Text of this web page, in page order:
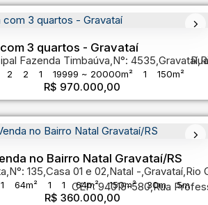
do Sul,Brasil
3 quartos - Gravataí
R$ 970.000,00
Fazenda Timbaúva,N°: 4535,Gravataí,
2 2 1 19999 ~ 20000m² 1 150m²
do Sul,Brasil
no Bairro Natal Gravataí/RS
R$ 360.000,00
,N°: 135,Casa 01 e 02,Natal ,Gravataí,Rio
1 64m² 1 1 64m² 150m² 30m 5m
CEP: 94015-580,Rua